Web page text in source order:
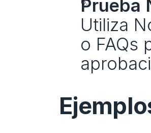
Prueba
Utiliza
o FAQs